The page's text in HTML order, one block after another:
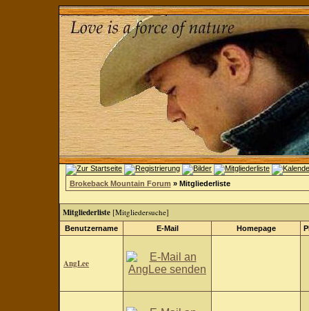
Brokeback Mountain Forum » Mitgliederliste
Mitgliederliste [Mitgliedersuche]
Benutzername E-Mail Homepage
AngLee